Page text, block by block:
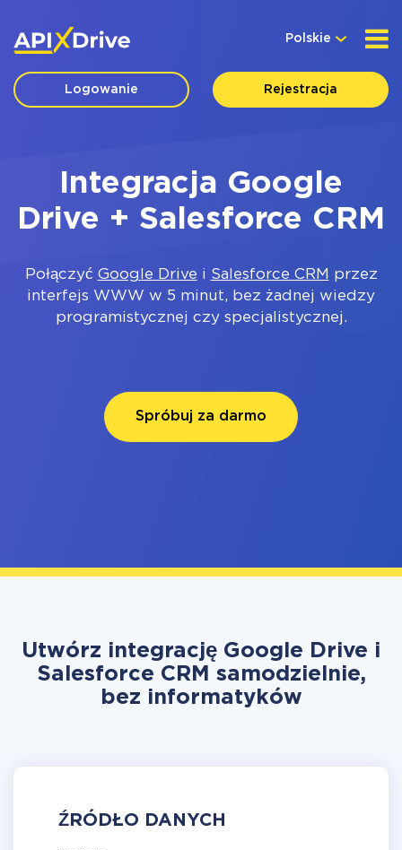
Polskie
Logowanie Rejestracja
Integracja Google
Drive + Salesforce CRM
Połączyć Google Drive i Salesforce CRM przez
interfejs WWW w 5 minut, bez żadnej wiedzy
programistycznej czy specjalistycznej.
Spróbuj za darmo
Utwórz integrację Google Drive i
Salesforce CRM samodzielnie,
bez informatyków
ŹRÓDŁO DANYCH